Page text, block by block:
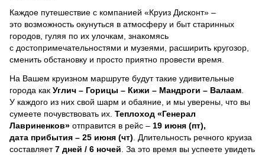
Каждое путешествие с компанией «Круиз Дисконт» –
это возможность окунуться в атмосферу и быт старинных
городов, гуляя по их улочкам, знакомясь
с достопримечательностями и музеями, расширить кругозор,
сменить обстановку и просто приятно провести время.
На Вашем круизном маршруте будут такие удивительные
города как Углич – Горицы – Кижи – Мандроги – Валаам
У каждого из них свой шарм и обаяние, и мы уверены, что вы
сумеете почувствовать их. Теплоход «Генерал
Лавриненков» отправится в рейс – 19 июня (пт),
дата прибытия – 25 июня (чт) . Длительность речного круиза
составляет7 дней / 6 ночей За это время вы успеете увидеть